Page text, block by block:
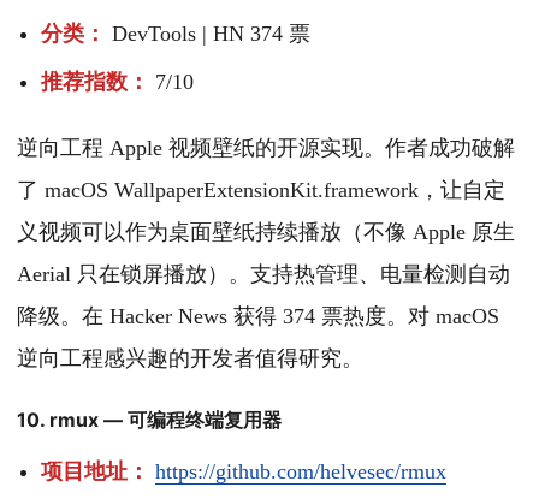
分类： DevTools | HN 374 票
推荐指数：
7/10
逆向工程 Apple 视频壁纸的开源实现。作者成功破解
了 macOS WallpaperExtensionKit.framework，让自定
义视频可以作为桌面壁纸持续播放（不像 Apple 原生
Aerial 只在锁屏播放）。支持热管理、电量检测自动
降级。在 Hacker News 获得 374 票热度。对 macOS
逆向工程感兴趣的开发者值得研究。
10. rmux — 可编程终端复用器
项目地址： https://github.com/helvesec/rmux